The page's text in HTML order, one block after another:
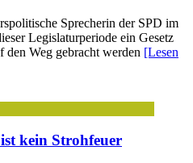
Sprecherin der SPD im
Legislaturperiode ein Gesetz
den Weg gebracht werden [Lesen
kein Strohfeuer